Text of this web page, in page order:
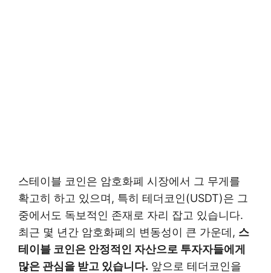
스테이블 코인은 암호화폐 시장에서 그 무게를
확고히 하고 있으며, 특히 테더코인(USDT)은 그
중에서도 독보적인 존재로 자리 잡고 있습니다.
최근 몇 년간 암호화폐의 변동성이 큰 가운데, 스
테이블 코인은 안정적인 자산으로 투자자들에게
많은 관심을 받고 있습니다. 앞으로 테더코인을